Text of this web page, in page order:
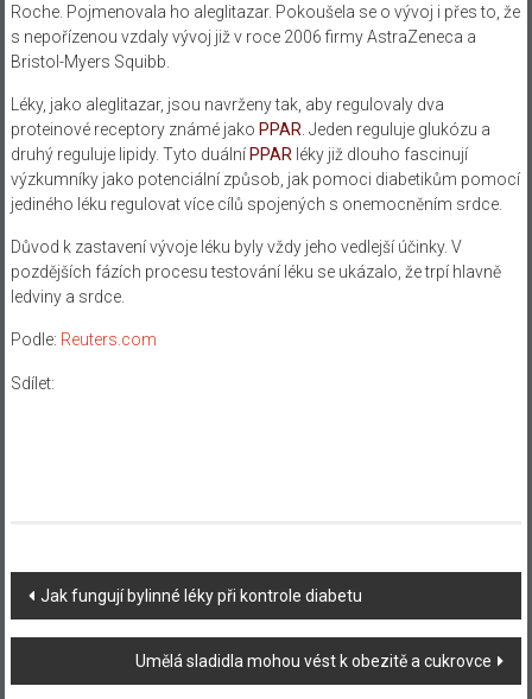
Roche. Pojmenovala ho aleglitazar. Pokoušela se o vývoj i přes to, že
s nepořízenou vzdaly vývoj již v roce 2006 firmy AstraZeneca a
Bristol-Myers Squibb.
Léky, jako aleglitazar, jsou navrženy tak, aby regulovaly dva
proteinové receptory známé jako PPAR . Jeden reguluje glukózu a
druhý reguluje lipidy. Tyto duální PPAR léky již dlouho fascinují
výzkumníky jako potenciální způsob, jak pomoci diabetikům pomocí
jediného léku regulovat více cílů spojených s onemocněním srdce.
Důvod k zastavení vývoje léku byly vždy jeho vedlejší účinky. V
pozdějších fázích procesu testování léku se ukázalo, že trpí hlavně
ledviny a srdce.
Podle: Reuters.com
Sdílet:
Navigace
příspěvku
Jak fungují bylinné léky při kontrole diabetu
Umělá sladidla mohou vést k obezitě a cukrovce